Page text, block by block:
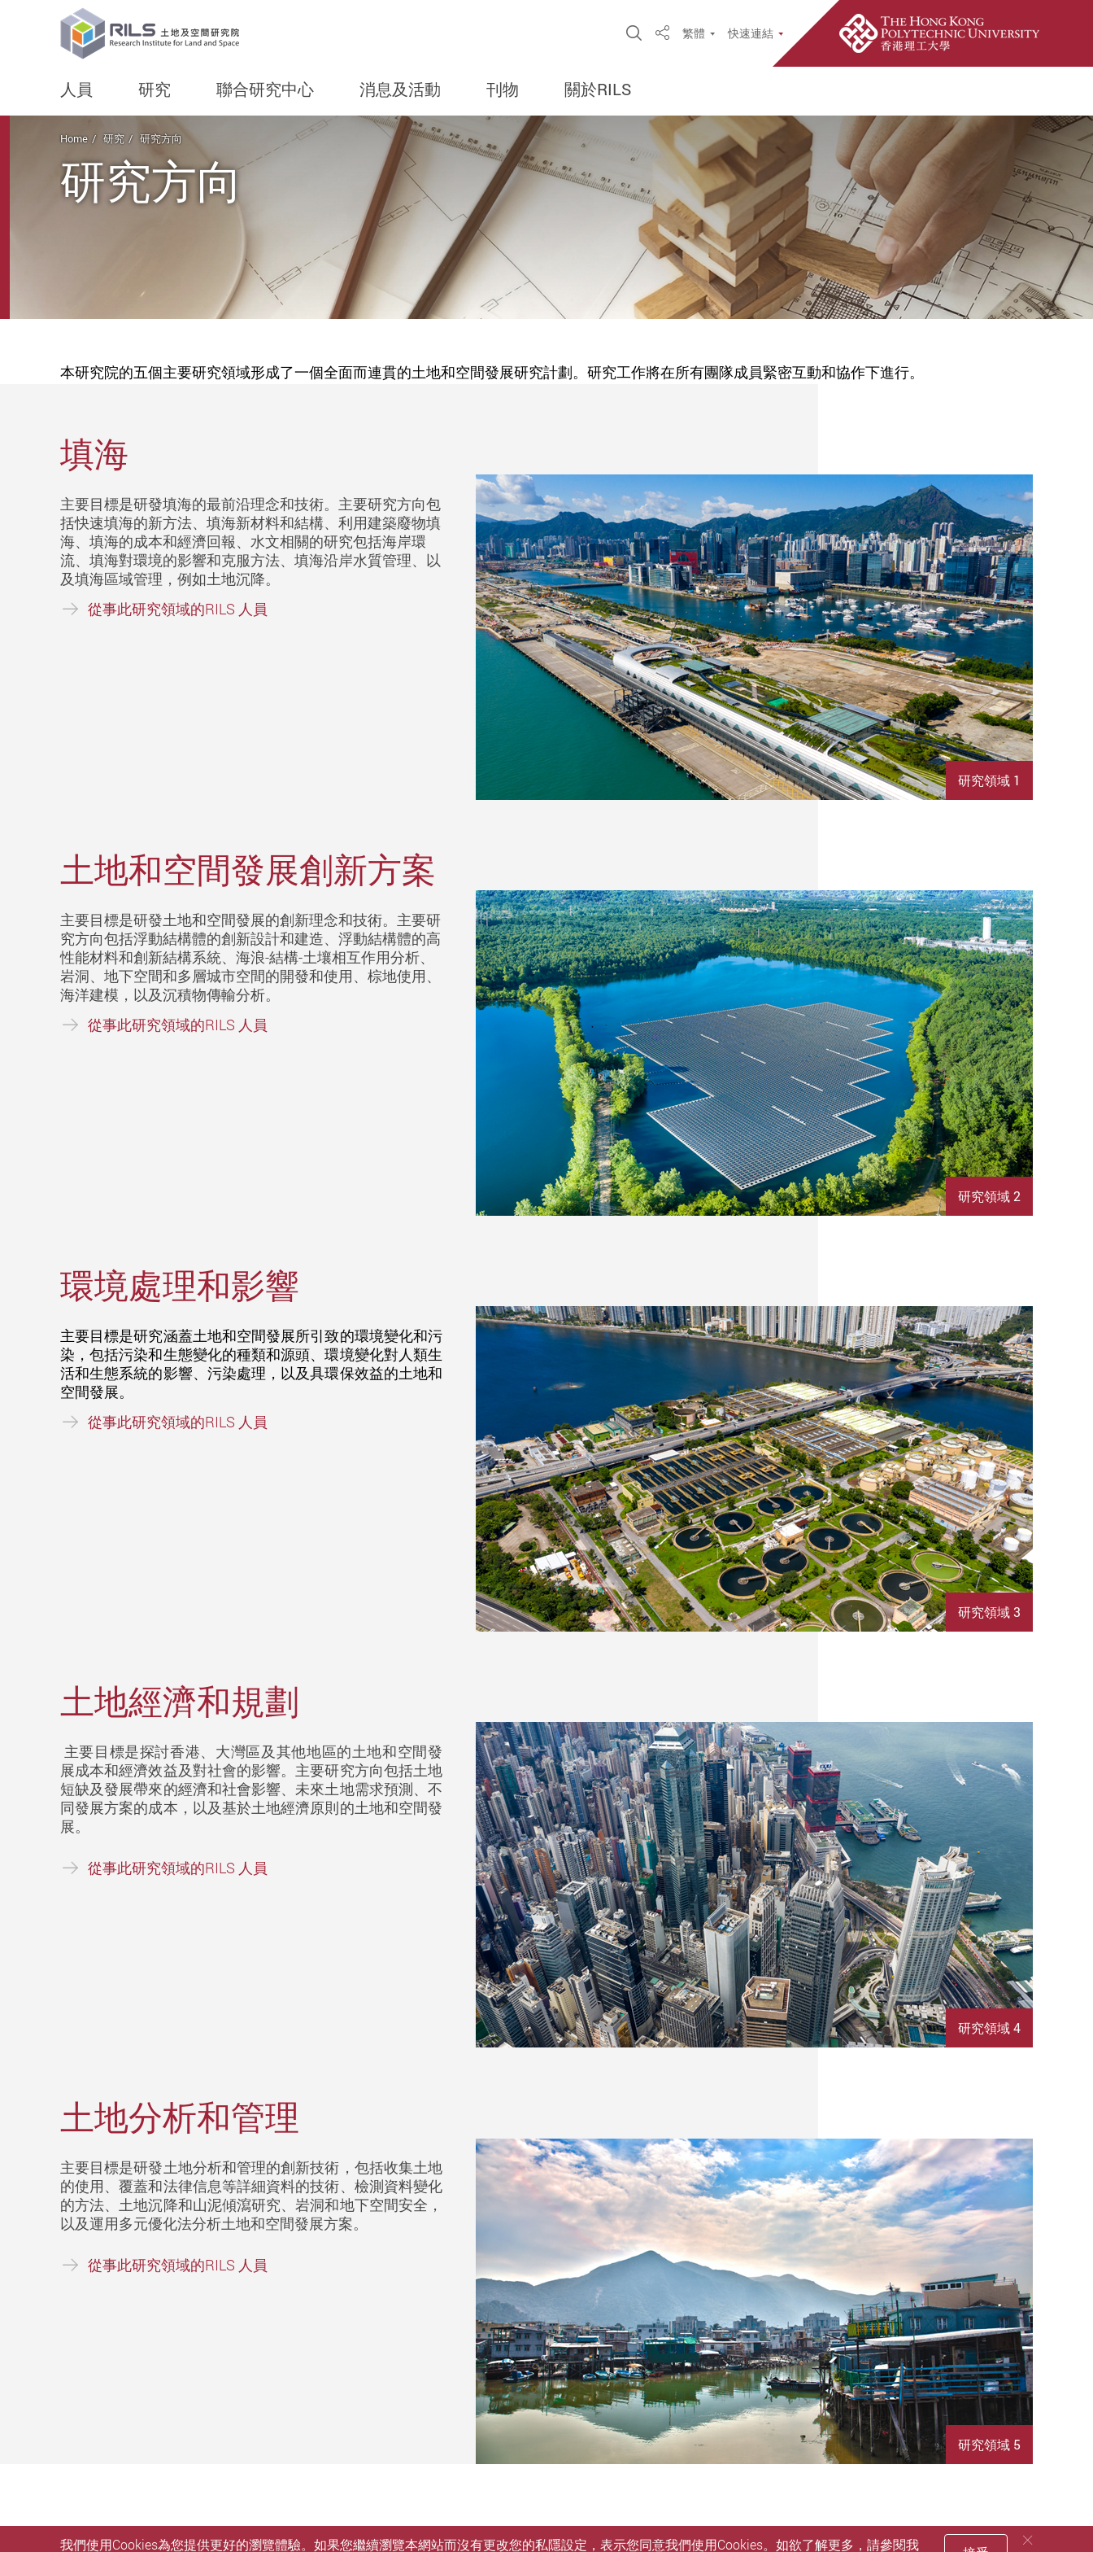
Open Site Search Popup
Share繁體 快速連結
人員 研究 聯合研究中心 消息及活動 刊物 關於RILS
Home 研究 研究方向
研究方向
本研究院的五個主要研究領域形成了一個全面而連貫的土地和空間發展研究計劃。研究工作將在所有團隊成員緊密互動和協作下進行。
填海
主要目標是研發填海的最前沿理念和技術。主要研究方向包
括快速填海的新方法、填海新材料和結構、利用建築廢物填
海、填海的成本和經濟回報、水文相關的研究包括海岸環
流、填海對環境的影響和克服方法、填海沿岸水質管理、以
及填海區域管理，例如土地沉降。
從事此研究領域的RILS 人員
研究領域 1
土地和空間發展創新方案
主要目標是研發土地和空間發展的創新理念和技術。主要研
究方向包括浮動結構體的創新設計和建造、浮動結構體的高
性能材料和創新結構系統、海浪-結構-土壤相互作用分析、
岩洞、地下空間和多層城市空間的開發和使用、棕地使用、
海洋建模，以及沉積物傳輸分析。
從事此研究領域的RILS 人員
研究領域 2
環境處理和影響
主要目標是研究涵蓋土地和空間發展所引致的環境變化和污
染，包括污染和生態變化的種類和源頭、環境變化對人類生
活和生態系統的影響、污染處理，以及具環保效益的土地和
空間發展。
從事此研究領域的RILS 人員
研究領域 3
土地經濟和規劃
主要目標是探討香港、大灣區及其他地區的土地和空間發
展成本和經濟效益及對社會的影響。主要研究方向包括土地
短缺及發展帶來的經濟和社會影響、未來土地需求預測、不
同發展方案的成本，以及基於土地經濟原則的土地和空間發
展。
從事此研究領域的RILS 人員
研究領域 4
土地分析和管理
主要目標是研發土地分析和管理的創新技術，包括收集土地
的使用、覆蓋和法律信息等詳細資料的技術、檢測資料變化
的方法、土地沉降和山泥傾瀉研究、岩洞和地下空間安全，
以及運用多元優化法分析土地和空間發展方案。
從事此研究領域的RILS 人員
研究領域 5
我們使用Cookies為您提供更好的瀏覽體驗。如果您繼續瀏覽本網站而沒有更改您的私隱設定，表示您同意我們使用Cookies。如欲了解更多，請參閱我